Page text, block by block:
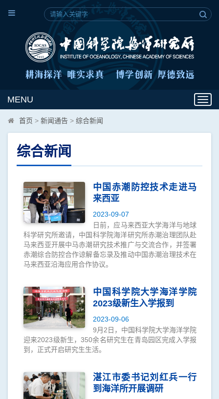
MENU
首页 > 新闻通告 > 综合新闻
综合新闻
中国赤潮防控技术走进马
来西亚
2023-09-07
日前，应马来西亚大学海洋与地球
科学研究所邀请，中国科学院海洋研究所赤潮治理团队赴
马来西亚开展中马赤潮研究技术推广与交流合作，并签署
赤潮综合防控合作谅解备忘录及推动中国赤潮治理技术在
马来西亚沿海应用合作协议。
中国科学院大学海洋学院
2023级新生入学报到
2023-09-06
9月2日，中国科学院大学海洋学院
迎来2023级新生，350余名研究生在青岛园区完成入学报
到，正式开启研究生生活。
湛江市委书记刘红兵一行
到海洋所开展调研